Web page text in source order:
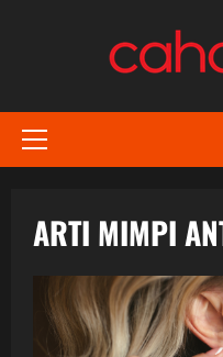
Primary
ARTI MIMPI